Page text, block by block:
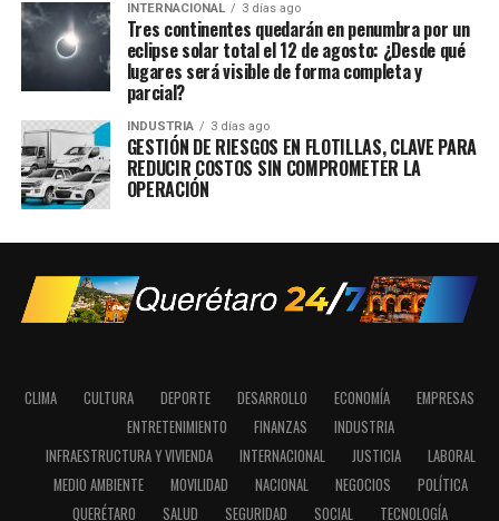
INTERNACIONAL 3 días ago
Tres continentes quedarán en penumbra por un
eclipse solar total el 12 de agosto: ¿Desde qué
lugares será visible de forma completa y
parcial?
INDUSTRIA 3 días ago
GESTIÓN DE RIESGOS EN FLOTILLAS, CLAVE PARA
REDUCIR COSTOS SIN COMPROMETER LA
OPERACIÓN
CLIMA CULTURA DEPORTE DESARROLLO ECONOMÍA
EMPRESAS
ENTRETENIMIENTO
FINANZAS
INDUSTRIA
INFRAESTRUCTURA Y VIVIENDA
INTERNACIONAL JUSTICIA
LABORAL
MEDIO AMBIENTE
MOVILIDAD NACIONAL NEGOCIOS
POLÍTICA
QUERÉTARO
SALUD SEGURIDAD SOCIAL TECNOLOGÍA